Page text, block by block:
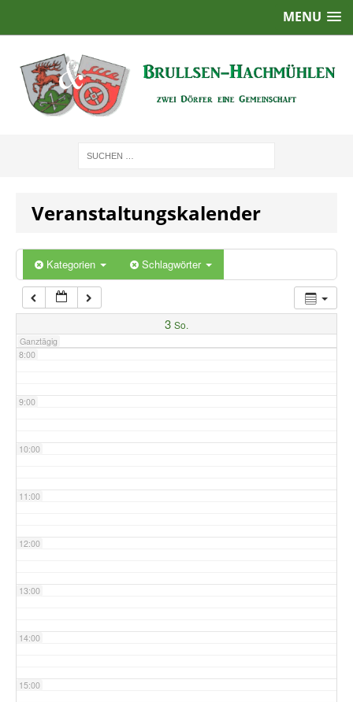
MENU
Veranstaltungskalender
Kategorien Schlagwörter
3 So.
Ganztägig
2:00
5:00
7:00
8:00
9:00
10:00
11:00
12:00
13:00
14:00
15:00